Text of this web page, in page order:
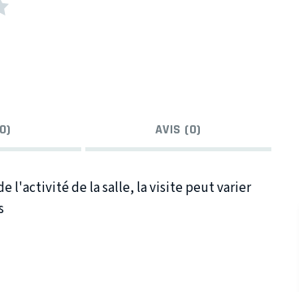
AVIS (0)
l'activité de la salle, la visite peut varier
théâtres les plus célèbres au monde : Les
les coulisses du mythique théâtre